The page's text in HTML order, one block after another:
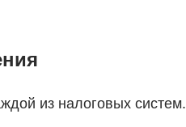
из налоговых систем.